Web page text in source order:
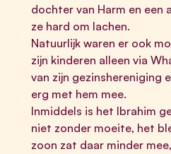
dochter van Harm en een
ze hard om lachen.
Natuurlijk waren er ook
zijn kinderen alleen via
van zijn gezinshereniging
erg met hem mee.
Inmiddels is het Ibrahim
niet zonder moeite, het
zoon zat daar minder